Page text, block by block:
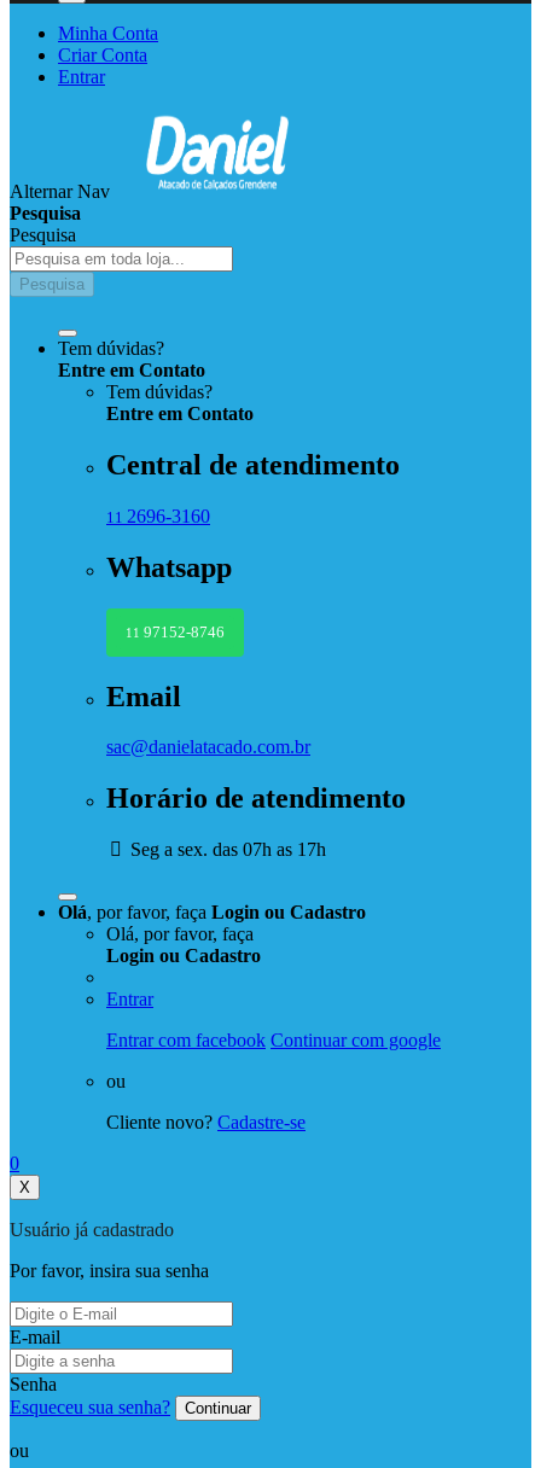
Minha Conta
Criar Conta
Entrar
Alternar Nav
Pesquisa
Pesquisa
Pesquisa
Tem dúvidas?
Entre em Contato
Tem dúvidas?
Entre em Contato
Central de atendimento
11 2696-3160
Whatsapp
11 97152-8746
Email
sac@danielatacado.com.br
Horário de atendimento
Seg a sex. das 07h as 17h
Olá, por favor, faça Login ou Cadastro
Olá, por favor, faça
Login ou Cadastro
Entrar
Entrar com facebook Continuar com google
ou
Cliente novo? Cadastre-se
0
X
Usuário já cadastrado
Por favor, insira sua senha
E-mail
Senha
Esqueceu sua senha?
Continuar
ou